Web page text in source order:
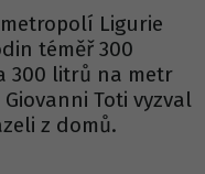
Ligurie
téměř 300
300 litrů na metr
Toti vyzval
z domů.